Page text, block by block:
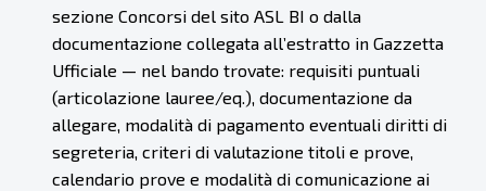
sezione Concorsi del sito ASL BI o dalla
documentazione collegata all’estratto in Gazzetta
Ufficiale — nel bando trovate: requisiti puntuali
(articolazione lauree/eq.), documentazione da
allegare, modalità di pagamento eventuali diritti di
segreteria, criteri di valutazione titoli e prove,
calendario prove e modalità di comunicazione ai